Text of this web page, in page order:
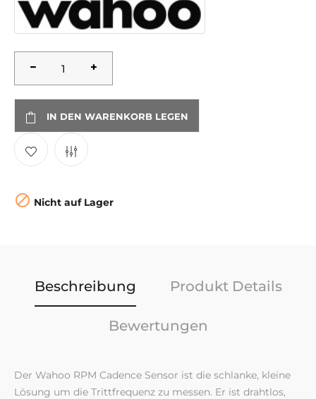
IN DEN WARENKORB LEGEN
 Nicht auf Lager
Beschreibung Produkt Details
Bewertungen
Der Wahoo RPM Cadence Sensor ist die schlanke, kleine
Lösung um die Trittfrequenz zu messen. Er ist drahtlos,